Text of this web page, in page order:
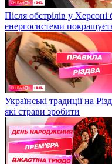
Після обстрілів у
енергосистеми
Українські традиції на
які страви зробити